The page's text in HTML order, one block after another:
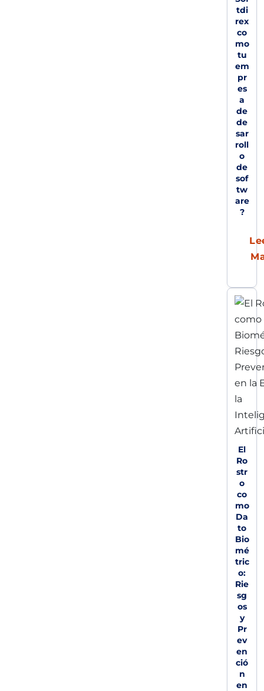
tdi
rex
co
mo
tu
em
pr
es
a
de
de
sar
roll
o
de
sof
tw
are
?
El
Ro
str
o
co
mo
Da
to
Bio
mé
tric
o:
Rie
sg
os
y
Pr
ev
en
ció
n
en